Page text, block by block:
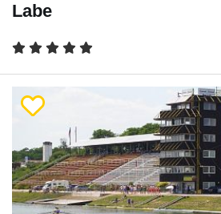
Labe